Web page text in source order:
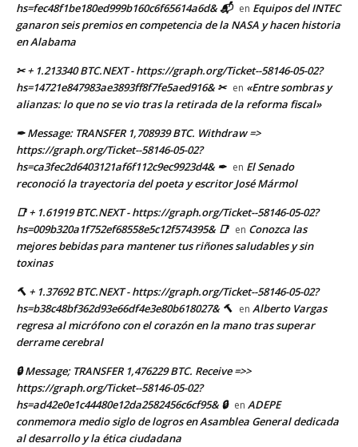
hs=fec48f1be180ed999b160c6f65614a6d& 📬 en Equipos del INTEC
ganaron seis premios en competencia de la NASA y hacen historia
en Alabama
✂ + 1.213340 BTC.NEXT - https://graph.org/Ticket--58146-05-02?
hs=14721e847983ae3893ff8f7fe5aed916& ✂ en «Entre sombras y
alianzas: lo que no se vio tras la retirada de la reforma fiscal»
✒ Message: TRANSFER 1,708939 BTC. Withdraw =>
https://graph.org/Ticket--58146-05-02?
hs=ca3fec2d6403121af6f112c9ec9923d4& ✒ en El Senado
reconoció la trayectoria del poeta y escritor José Mármol
📑 + 1.61919 BTC.NEXT - https://graph.org/Ticket--58146-05-02?
hs=009b320a1f752ef68558e5c12f574395& 📑 en Conozca las
mejores bebidas para mantener tus riñones saludables y sin
toxinas
🔨 + 1.37692 BTC.NEXT - https://graph.org/Ticket--58146-05-02?
hs=b38c48bf362d93e66df4e3e80b618027& 🔨 en Alberto Vargas
regresa al micrófono con el corazón en la mano tras superar
derrame cerebral
🔒 Message; TRANSFER 1,476229 BTC. Receive =>>
https://graph.org/Ticket--58146-05-02?
hs=ad42e0e1c44480e12da2582456c6cf95& 🔒 en ADEPE
conmemora medio siglo de logros en Asamblea General dedicada
al desarrollo y la ética ciudadana